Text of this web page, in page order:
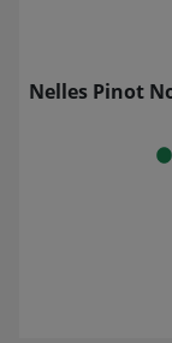
Nelles Pinot